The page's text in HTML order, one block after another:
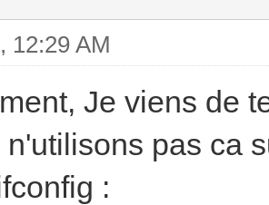
carrier:0
(14.7
12:29 AM
Je viens de
n'utilisons pas ca
: